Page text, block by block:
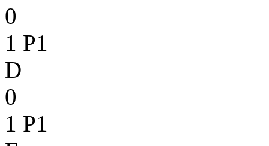
0
1 P1
D
0
1 P1